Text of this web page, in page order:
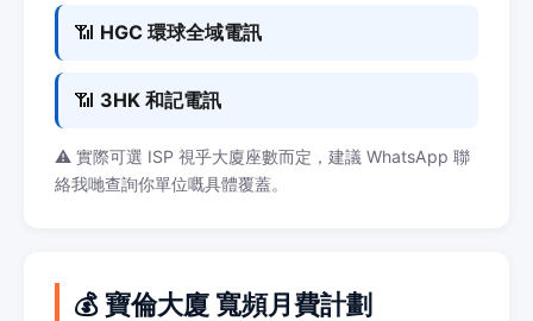
📶 HGC 環球全域電訊
📶 3HK 和記電訊
⚠️ 實際可選 ISP 視乎大廈座數而定，建議 WhatsApp 聯
絡我哋查詢你單位嘅具體覆蓋。
💰 寶倫大廈 寬頻月費計劃